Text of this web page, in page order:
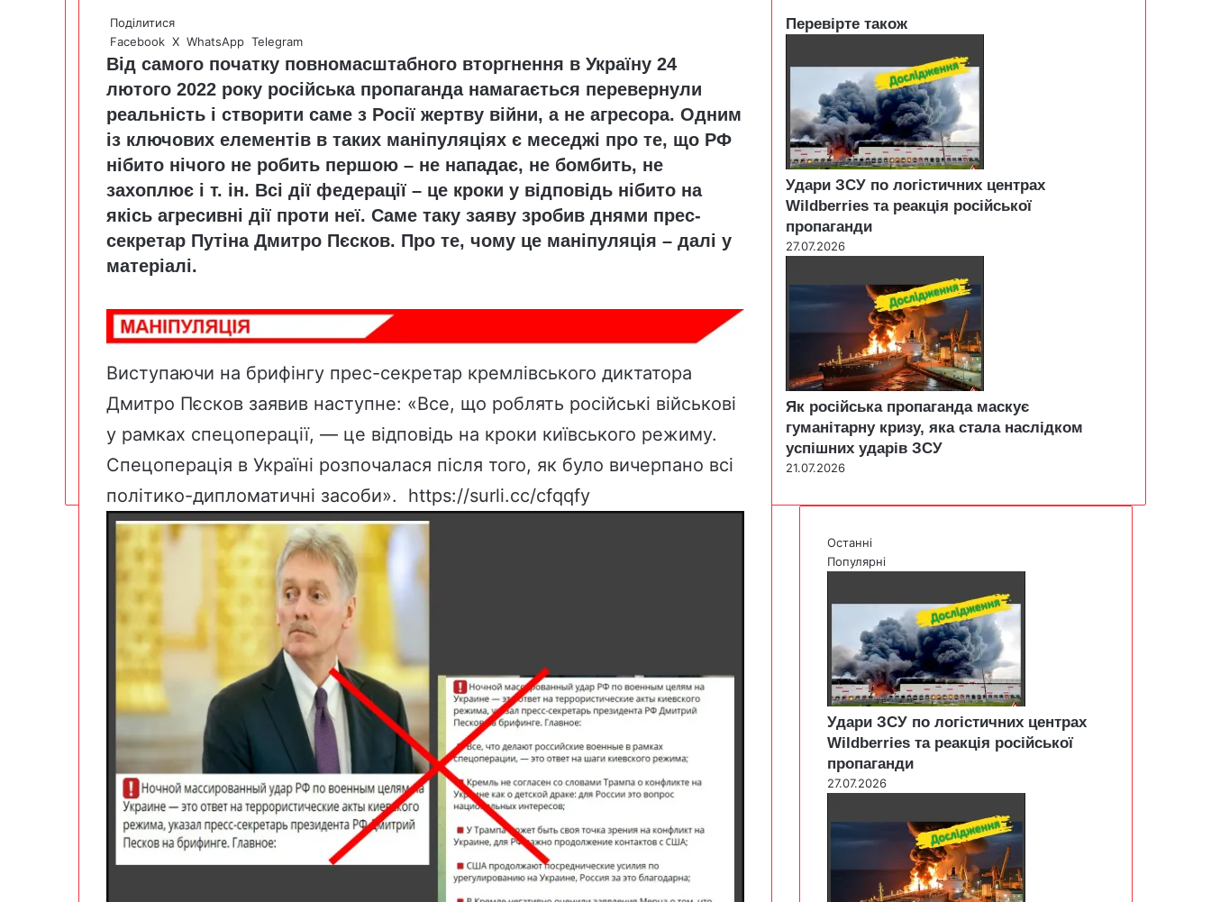
Поділитися
Facebook X WhatsApp Telegram
Від самого початку повномасштабного вторгнення в Україну 24
лютого 2022 року російська пропаганда намагається перевернули
реальність і створити саме з Росії жертву війни, а не агресора. Одним
із ключових елементів в таких маніпуляціях є меседжі про те, що РФ
нібито нічого не робить першою – не нападає, не бомбить, не
захоплює і т. ін. Всі дії федерації – це кроки у відповідь нібито на
якісь агресивні дії проти неї. Саме таку заяву зробив днями прес-
секретар Путіна Дмитро Пєсков. Про те, чому це маніпуляція – далі у
матеріалі.
Виступаючи на брифінгу прес-секретар кремлівського диктатора
Дмитро Пєсков заявив наступне: «Все, що роблять російські військові
у рамках спецоперації, — це відповідь на кроки київського режиму.
Спецоперація в Україні розпочалася після того, як було вичерпано всі
політико-дипломатичні засоби». https://surli.cc/cfqqfy
Перевірте також
Удари ЗСУ по логістичних центрах
Wildberries та реакція російської
пропаганди
27.07.2026
Як російська пропаганда маскує
гуманітарну кризу, яка стала наслідком
успішних ударів ЗСУ
21.07.2026
Останні
Популярні
Удари ЗСУ по логістичних центрах
Wildberries та реакція російської
пропаганди
27.07.2026